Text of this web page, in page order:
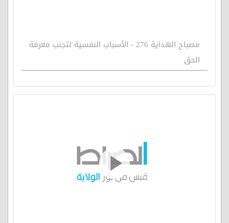
مصباح الهداية 276 - الأسباب النفسية لتجنب معرفة
الحق